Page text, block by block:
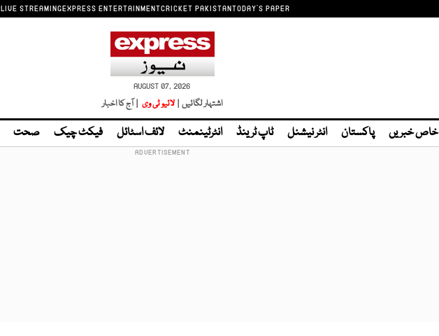
LIVE STREAMINGEXPRESS ENTERTAINMENTCRICKET PAKISTANTODAY'S PAPER
AUGUST 07, 2026
اشتہار لگائیں | لائیو ٹی وی | آج کا اخبار
خاص خبریں پاکستان انٹر نیشنل ٹاپ ٹرینڈ انٹرٹینمنٹ لائف اسٹائل فیکٹ چیک صحت